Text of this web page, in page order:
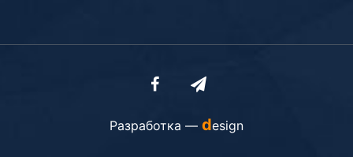
Разработка — design